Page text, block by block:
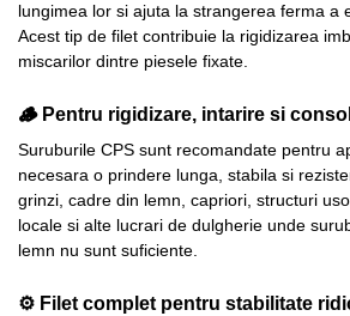
lungimea lor si ajuta la strangerea ferma a
Acest tip de filet contribuie la rigidizarea
miscarilor dintre piesele fixate.
🪵 Pentru rigidizare, intarire si
Suruburile CPS sunt recomandate pentru
necesara o prindere lunga, stabila si
grinzi, cadre din lemn, capriori, structuri
locale si alte lucrari de dulgherie unde
lemn nu sunt suficiente.
⚙️ Filet complet pentru stabilitate